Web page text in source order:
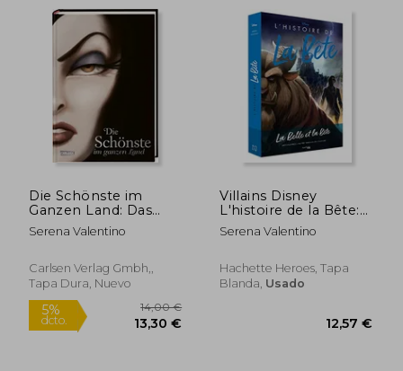
12,57 €
5%
dcto.
Die Schönste im
Ganzen Land: Das
Märchen von
Schneewittchen und
Disneys Villains (en
Alemán)
Serena Valentino
Carlsen Verlag Gmbh,,
Tapa Dura, Nuevo
Villains Disney
L'histoire de la Bête:
La Belle et la Bête (en
Francés)
Serena Valentino
Hachette Heroes, Tapa
Blanda, Usado